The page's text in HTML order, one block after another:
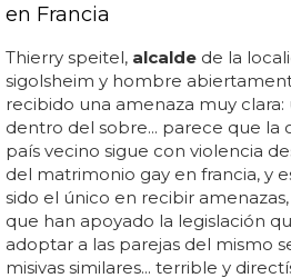
en Francia
Thierry speitel, alcalde de la
sigolsheim y hombre
recibido una amenaza muy
dentro del sobre... parece que la
país vecino sigue con violencia
del matrimonio gay en francia, y
sido el único en recibir
que han apoyado la legislación
adoptar a las parejas del mismo
misivas similares... terrible y